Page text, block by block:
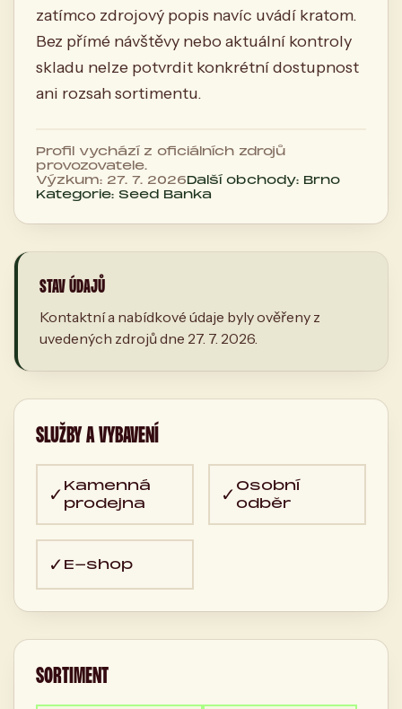
zatímco zdrojový popis navíc uvádí kratom.
Bez přímé návštěvy nebo aktuální kontroly
skladu nelze potvrdit konkrétní dostupnost
ani rozsah sortimentu.
Profil vychází z oficiálních zdrojů
provozovatele.
Výzkum: 27. 7. 2026Další obchody: Brno
Kategorie: Seed Banka
STAV ÚDAJŮ
Kontaktní a nabídkové údaje byly ověřeny z
uvedených zdrojů dne 27. 7. 2026.
SLUŽBY A VYBAVENÍ
✓ Kamenná
prodejna
✓ Osobní
odběr
✓ E-shop
SORTIMENT